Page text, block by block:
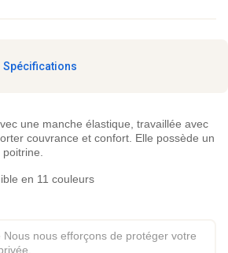
Spécifications
une manche élastique, travaillée avec
couvrance et confort. Elle possède un
en 11 couleurs